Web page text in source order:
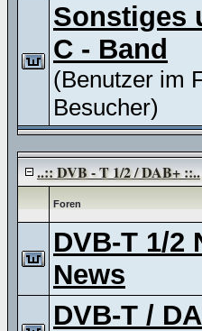
Sonstiges
C - Band
(Benutzer im
Besucher)
..:: DVB - T 1/2 / DAB+ ::..
Foren
DVB-T 1/2
News
DVB-T /